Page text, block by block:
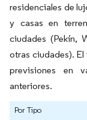
residenciales de
y casas en
ciudades (Pekín,
otras ciudades).
previsiones en
anteriores.
Por Tipo